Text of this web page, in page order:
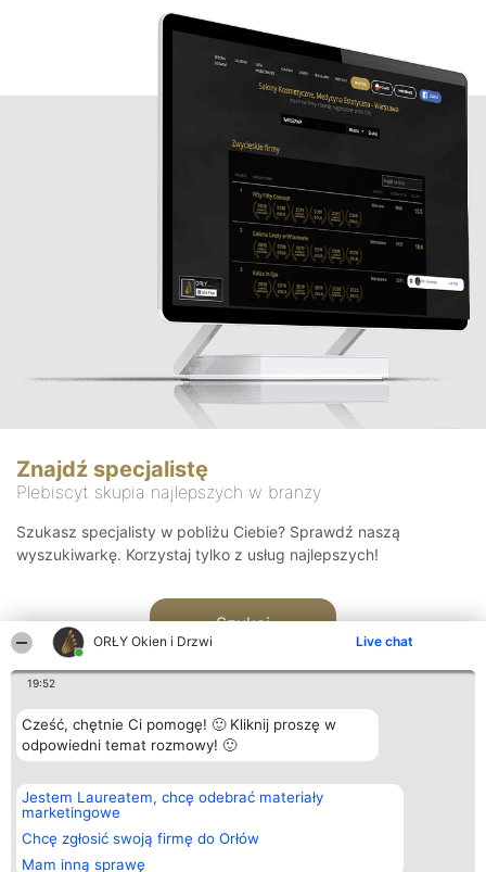
ORŁY Okien i Drzwi Live chat
19:52
Cześć, chętnie Ci pomogę! 🙂 Kliknij proszę w
odpowiedni temat rozmowy! 🙂
Jestem Laureatem, chcę odebrać materiały
marketingowe
Chcę zgłosić swoją firmę do Orłów
Mam inną sprawę
Znajdź specjalistę
Plebiscyt skupia najlepszych w branży
Szukasz specjalisty w pobliżu Ciebie? Sprawdź naszą
wyszukiwarkę. Korzystaj tylko z usług najlepszych!
Szukaj
Organizator plebiscytu
Bright Side Solutions sp. z o.
o. sp. k.
ul. Ruska 22
Wrocław 50-079
KRS 0000749100 | Regon
Plebiscyt
Laureaci
wszystkich
Laureatów
Kontakt
Kontakt